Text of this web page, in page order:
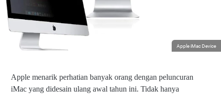
Apple iMac Device
Apple menarik perhatian banyak orang dengan peluncuran
iMac yang didesain ulang awal tahun ini. Tidak hanya